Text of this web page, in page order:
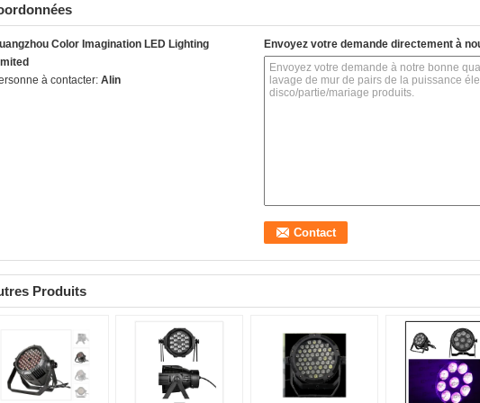
Color Imagination LED Lighting
à contacter: Alin
Envoyez votre demande directement à
Produits